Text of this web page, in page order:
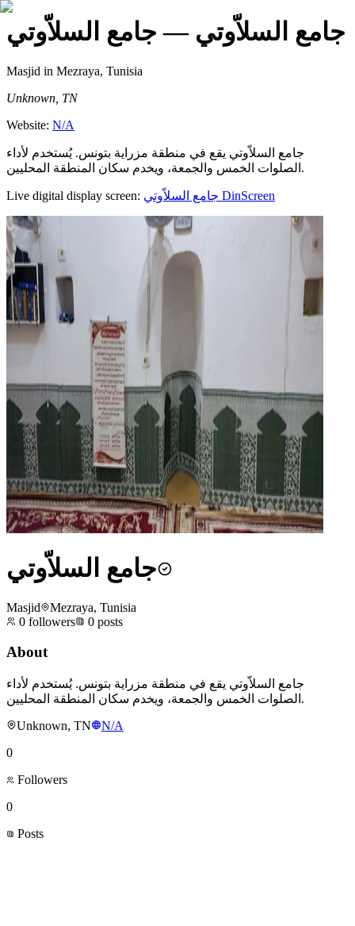
جامع السلاّوتي — جامع السلاّوتي
Masjid in Mezraya, Tunisia
Unknown, TN
Website: N/A
جامع السلاّوتي يقع في منطقة مزراية بتونس. يُستخدم لأداء
الصلوات الخمس والجمعة، ويخدم سكان المنطقة المحليين.
Live digital display screen: جامع السلاّوتي DinScreen
جامع السلاّوتي
Masjid
Mezraya, Tunisia
0 followers 0 posts
About
جامع السلاّوتي يقع في منطقة مزراية بتونس. يُستخدم لأداء
الصلوات الخمس والجمعة، ويخدم سكان المنطقة المحليين.
Unknown, TN
N/A
0
Followers
0
Posts